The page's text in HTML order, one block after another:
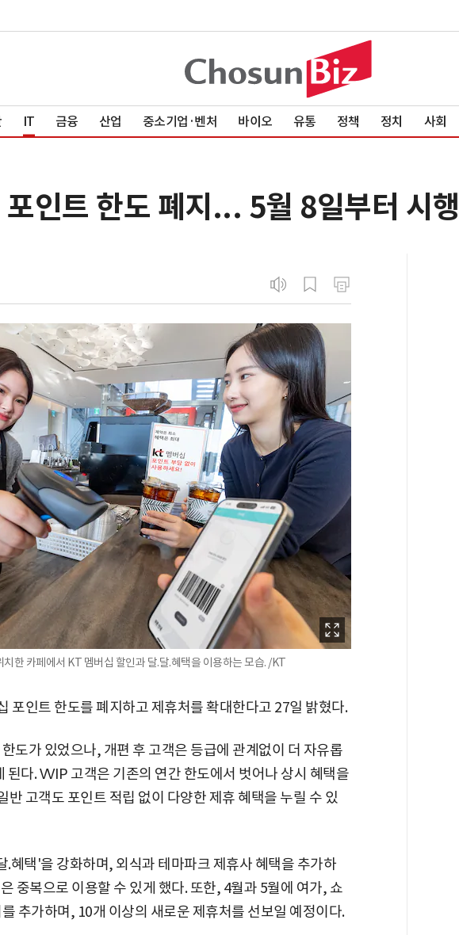
IT 금융 산업 중소기업·벤처 바이오 유통 정책 정치 사회
인트 한도 폐지... 5월 8일부터 시행
한 카페에서 KT 멤버십 할인과 달.달.혜택을 이용하는 모습. /KT
포인트 한도를 폐지하고 제휴처를 확대한다고 27일 밝혔다.
도가 있었으나, 개편 후 고객은 등급에 관계없이 더 자유롭
된다. VVIP 고객은 기존의 연간 한도에서 벗어나 상시 혜택을
반 고객도 포인트 적립 없이 다양한 제휴 혜택을 누릴 수 있
.혜택'을 강화하며, 외식과 테마파크 제휴사 혜택을 추가하
중복으로 이용할 수 있게 했다. 또한, 4월과 5월에 여가, 쇼
추가하며, 10개 이상의 새로운 제휴처를 선보일 예정이다.